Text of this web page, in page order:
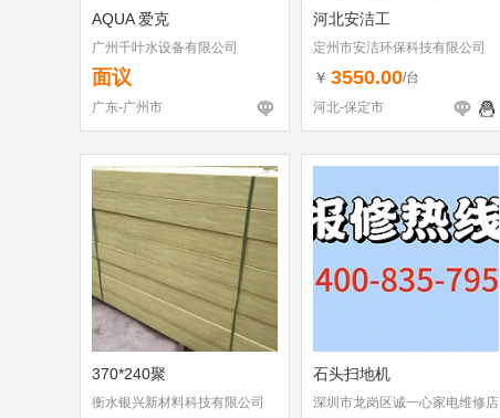
AQUA 爱克
广州千叶水设备有限公司
面议
广东-广州市
河北安洁工
定州市安洁环保科技有限公司
￥ 3550.00/台
河北-保定市
370*240聚
衡水银兴新材料科技有限公司
石头扫地机
深圳市龙岗区诚一心家电维修店